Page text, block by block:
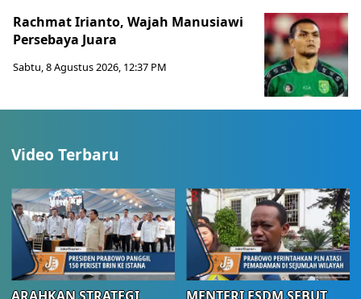
Rachmat Irianto, Wajah Manusiawi
Persebaya Juara
Sabtu, 8 Agustus 2026, 12:37 PM
Video Terbaru